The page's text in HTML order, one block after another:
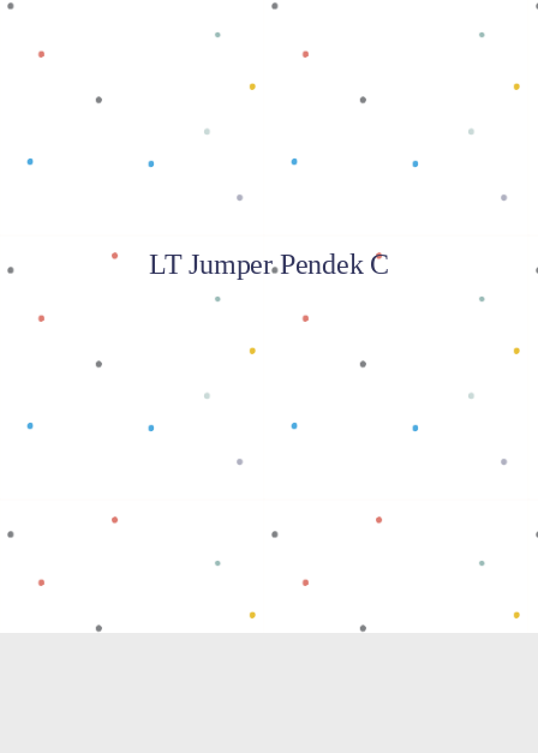
Baca selengkapnya
LT Jumper Pendek C